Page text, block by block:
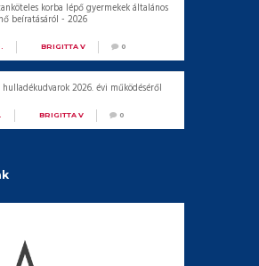
korba lépő gyermekek általános
beíratásáról - 2026
BRIGITTA V 0
hulladékudvarok 2026. évi működéséről
BRIGITTA V 0